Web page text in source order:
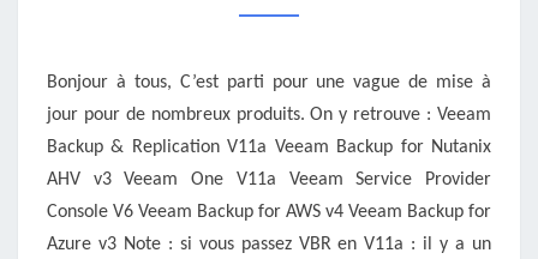
!
Bonjour à tous, C’est parti pour une vague de mise à
jour pour de nombreux produits. On y retrouve : Veeam
Backup & Replication V11a Veeam Backup for Nutanix
AHV v3 Veeam One V11a Veeam Service Provider
Console V6 Veeam Backup for AWS v4 Veeam Backup for
Azure v3 Note : si vous passez VBR en V11a : il y a un